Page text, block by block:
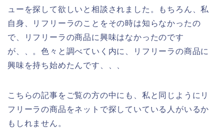
ューを探して欲しいと相談されました。もちろん、私
自身、リフリーラのことをその時は知らなかったの
で、リフリーラの商品に興味はなかったのです
が、、。色々と調べていく内に、リフリーラの商品に
興味を持ち始めたんです、、、
こちらの記事をご覧の方の中にも、私と同じようにリ
フリーラの商品をネットで探していている人がいるか
もしれません。